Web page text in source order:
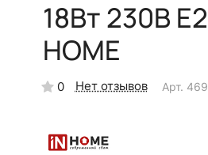
18Вт 230В
HOME
0 Нет отзывов Арт.